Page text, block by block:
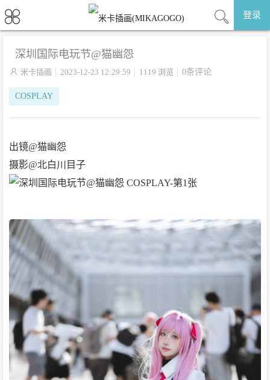
登录
深圳国际电玩节@猫幽怨
 米卡插画 2023-12-23 12:29:59 1119 浏览 0条评论
COSPLAY
出镜@猫幽怨
摄影@北白川目子